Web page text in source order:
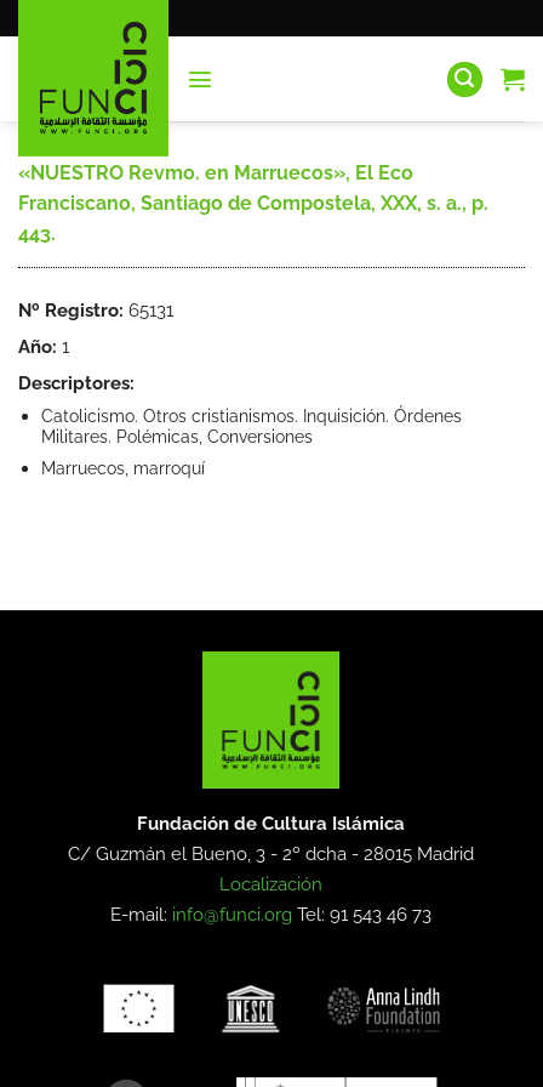
al
«NUESTRO Revmo. en Marruecos», El Eco
Franciscano, Santiago de Compostela, XXX, s. a., p.
443.
Nº Registro: 65131
Año: 1
Descriptores:
Catolicismo. Otros cristianismos. Inquisición. Órdenes
Militares. Polémicas, Conversiones
Marruecos, marroquí
Fundación de Cultura Islámica
C/ Guzmán el Bueno, 3 - 2º dcha -28015 Madrid
Localización
E-mail: info@funci.org Tel: 91 543 46 73